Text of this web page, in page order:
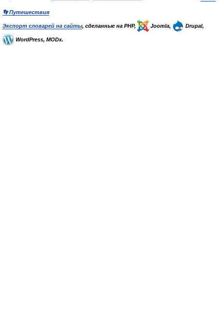
👣 Путешествия
Экспорт словарей на сайты, сделанные на PHP, Joomla, Drupal,
WordPress, MODx.